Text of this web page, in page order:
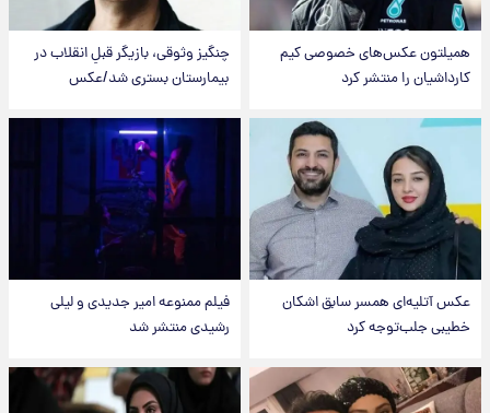
همیلتون عکس‌های خصوصی کیم‌
کارداشیان را منتشر کرد
چنگیز وثوقی، بازیگر قبلِ انقلاب در
بیمارستان بستری شد/عکس
عکس‌ آتلیه‌ای همسر سابق اشکان
خطیبی جلب‌توجه کرد
فیلم ممنوعه امیر جدیدی و لیلی
رشیدی منتشر شد